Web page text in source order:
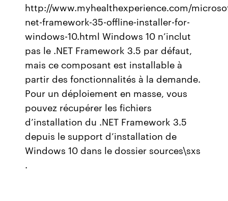
http://www.myhealthexperience.com/
net-framework-35-offline-installer-for-
windows-10.html Windows 10 n’inclut
pas le .NET Framework 3.5 par défaut,
mais ce composant est installable à
partir des fonctionnalités à la demande.
Pour un déploiement en masse, vous
pouvez récupérer les fichiers
d’installation du .NET Framework 3.5
depuis le support d’installation de
Windows 10 dans le dossier sources\sxs
.